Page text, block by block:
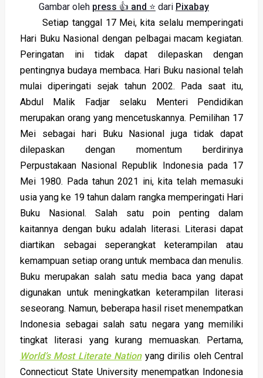
Gambar oleh press 👍 and ⭐ dari Pixabay
Setiap tanggal 17 Mei, kita selalu memperingati
Hari Buku Nasional dengan pelbagai macam kegiatan.
Peringatan ini tidak dapat dilepaskan dengan
pentingnya budaya membaca. Hari Buku nasional telah
mulai diperingati sejak tahun 2002. Pada saat itu,
Abdul Malik Fadjar selaku Menteri Pendidikan
merupakan orang yang mencetuskannya. Pemilihan 17
Mei sebagai hari Buku Nasional juga tidak dapat
dilepaskan dengan momentum berdirinya
Perpustakaan Nasional Republik Indonesia pada 17
Mei 1980. Pada tahun 2021 ini, kita telah memasuki
usia yang ke 19 tahun dalam rangka memperingati Hari
Buku Nasional. Salah satu poin penting dalam
kaitannya dengan buku adalah literasi. Literasi dapat
diartikan sebagai seperangkat keterampilan atau
kemampuan setiap orang untuk membaca dan menulis.
Buku merupakan salah satu media baca yang dapat
digunakan untuk meningkatkan keterampilan literasi
seseorang. Namun, beberapa hasil riset menempatkan
Indonesia sebagai salah satu negara yang memiliki
tingkat literasi yang kurang memuaskan. Pertama,
World’s Most Literate Nationyang dirilis oleh Central
Connecticut State University menempatkan Indonesia